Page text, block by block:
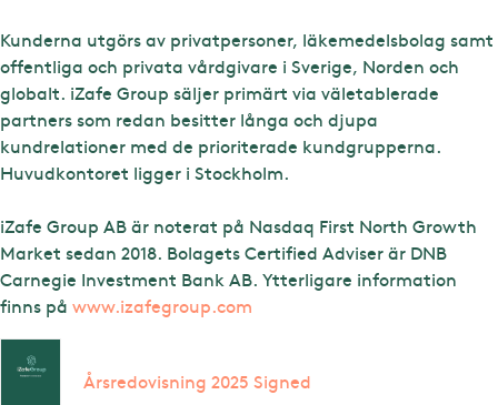
Kunderna utgörs av privatpersoner, läkemedelsbolag samt
offentliga och privata vårdgivare i Sverige, Norden och
globalt. iZafe Group säljer primärt via väletablerade
partners som redan besitter långa och djupa
kundrelationer med de prioriterade kundgrupperna.
Huvudkontoret ligger i Stockholm.
iZafe Group AB är noterat på Nasdaq First North Growth
Market sedan 2018. Bolagets Certified Adviser är DNB
Carnegie Investment Bank AB. Ytterligare information
finns på www.izafegroup.com
Årsredovisning 2025 Signed